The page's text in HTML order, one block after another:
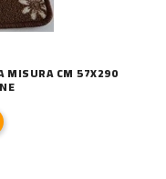
MISURA CM 57X290